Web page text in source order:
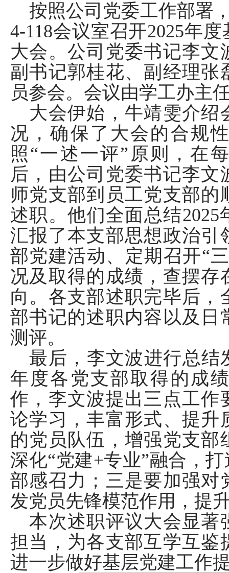
按照公司党委工作部署
4-118会议室召开2025年度
大会。公司党委书记李文
副书记郭桂花、副经理张
员参会。会议由学工办主
大会伊始，牛靖雯介绍
况，确保了大会的合规
照 “一述一评”原则，在
后，由公司党委书记李
师党支部到员工党支部
述职。他们全面总结2025
汇报了本支部思想政治引
部党建活动、定期召开“
况及取得的成绩 ， 查摆存
向 。各支部述职完毕后，
部书记的述职内容以及日
测评。
最后 ，李文波进行总结
年度各党支部取得的成
作，李文波提出三点工作
论学习，丰富形式、提升
的党员队伍，增强党支
深化“党建+专业”融合，
部感召力；三是要加强对
发党员先锋模范作用，提
本次述职评议大会显著
担当，为各支部互学互鉴
进一步做好基层党建工作